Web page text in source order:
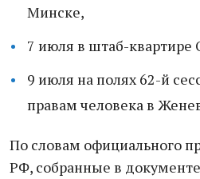
Минске,
7 июля в штаб-квартире
9 июля на полях 62-й
правам человека в
По словам официального
РФ, собранные в